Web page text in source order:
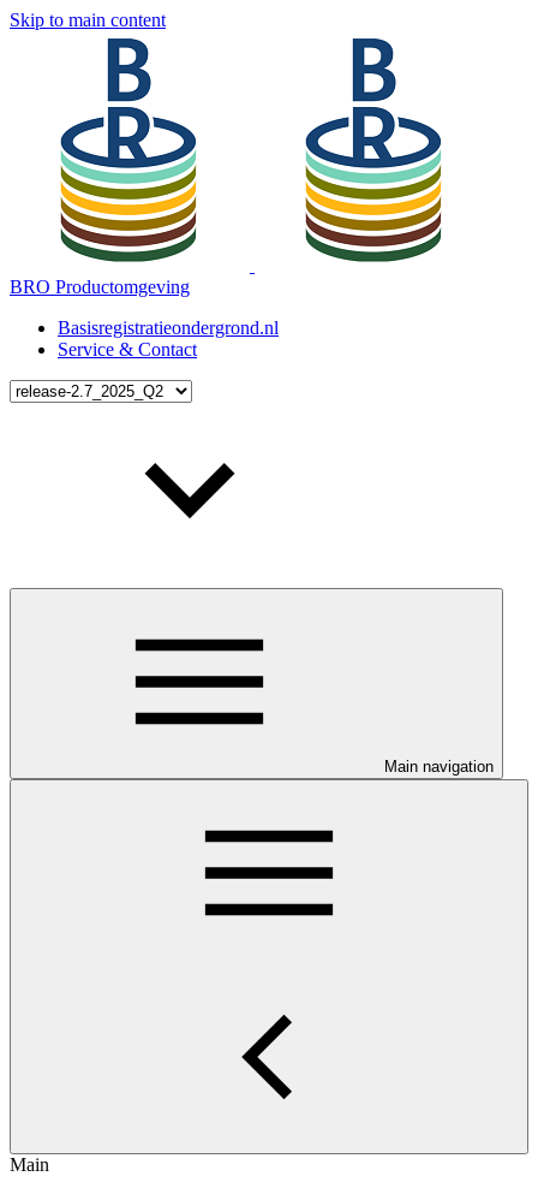
Skip to main content
BRO Productomgeving
Basisregistratieondergrond.nl
Service & Contact
Main navigation
Main